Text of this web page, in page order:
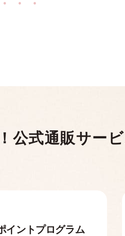
公式通販サー
イントプログラム